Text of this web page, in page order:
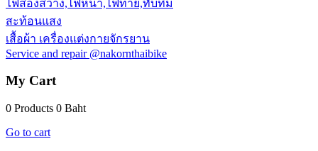
ไฟส่องสว่าง,ไฟหน้า,ไฟท้าย,ทับทิม
สะท้อนแสง
เสื้อผ้า เครื่องแต่งกายจักรยาน
Service and repair @nakornthaibike
My Cart
0 Products 0 Baht
Go to cart